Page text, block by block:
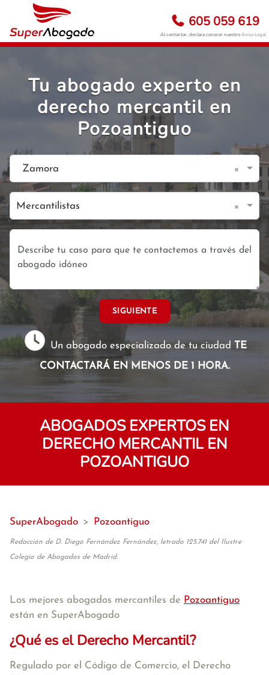
605 059 619
Al contactar, declara conocer nuestroAviso Legal
Tu abogado experto en
derecho mercantil en
Pozoantiguo
Zamora ×
Mercantilistas ×
SIGUIENTE
Un abogado especializado de tu ciudadTE
CONTACTARÁ EN MENOS DE 1 HORA.
ABOGADOS EXPERTOS EN
DERECHO MERCANTIL EN
POZOANTIGUO
SuperAbogado > Pozoantiguo
Redacción de D. Diego Fernández Fernández, letrado 125.741 del Ilustre
Colegio de Abogados de Madrid.
Los mejores abogados mercantiles de Pozoantiguo
están en SuperAbogado
¿Qué es el Derecho Mercantil?
Regulado por el Código de Comercio, el Derecho